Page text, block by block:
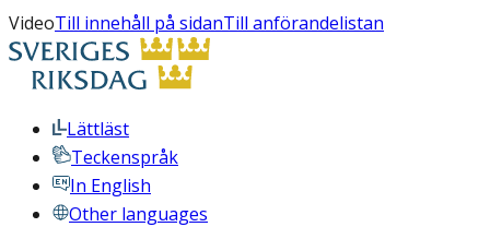
VideoTill innehåll på sidanTill anförandelistan
Lättläst
Teckenspråk
In English
Other languages